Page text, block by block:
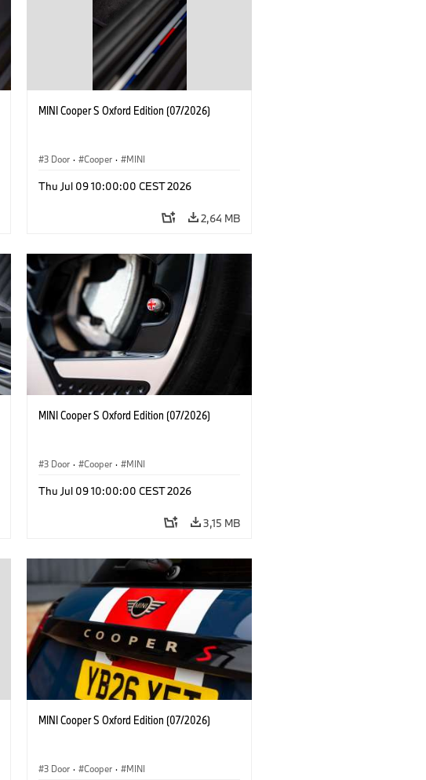
MINI Cooper S Oxford Edition (07/2026)
3 Door · Cooper · MINI
Thu Jul 09 10:00:00 CEST 2026
2,64 MB
MINI Cooper S Oxford Edition (07/2026)
3 Door · Cooper · MINI
Thu Jul 09 10:00:00 CEST 2026
3,15 MB
MINI Cooper S Oxford Edition (07/2026)
3 Door · Cooper · MINI